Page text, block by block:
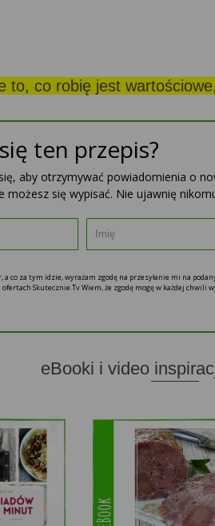
to, co robię jest
ten przepis?
aby otrzymywać powiadomienia o
możesz się wypisać. Nie ujawnię
a co za tym idzie, wyrażam zgodę na przesyłanie mi na
Skutecznie.Tv Wiem, że zgodę mogę w każdej chwili
eBooki i video